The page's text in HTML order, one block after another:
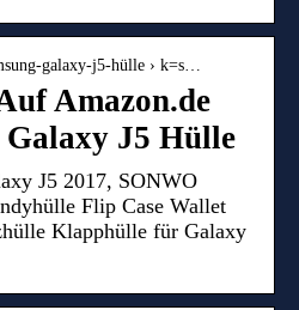
galaxy-j5-hülle › k=s…
Amazon.de
J5 Hülle
J5 2017, SONWO
Flip Case Wallet
Klapphülle für Galaxy